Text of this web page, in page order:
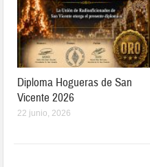
Diploma Hogueras de San
Vicente 2026
22 junio, 2026